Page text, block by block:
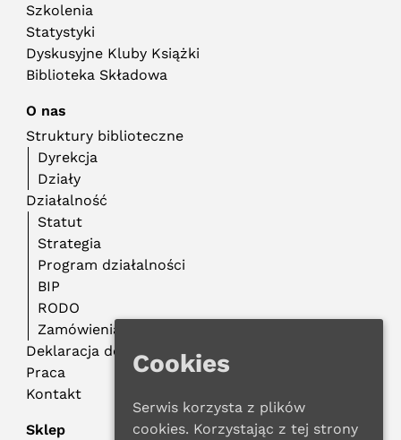
Szkolenia
Statystyki
Dyskusyjne Kluby Książki
Biblioteka Składowa
O nas
Struktury biblioteczne
Dyrekcja
Działy
Działalność
Statut
Strategia
Program działalności
BIP
RODO
Zamówienia publiczne
Deklaracja dostępności
Praca
Kontakt
Sklep
Cookies
Serwis korzysta z plików
cookies. Korzystając z tej strony